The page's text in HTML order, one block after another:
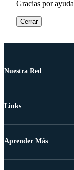
Gracias por
Cerrar
Nuestra Red
Links
Aprender Más